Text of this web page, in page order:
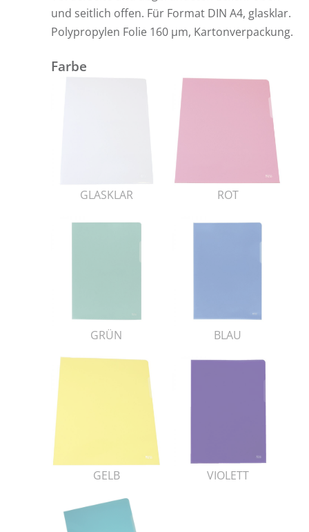
und seitlich offen. Für Format DIN A4, glasklar.
Polypropylen Folie 160 µm, Kartonverpackung.
Farbe
GLASKLAR ROT
GRÜN BLAU
GELB VIOLETT